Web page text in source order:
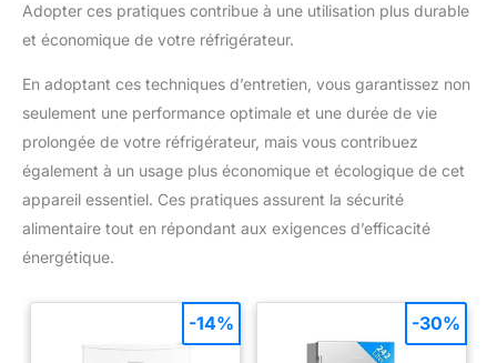
Adopter ces pratiques contribue à une utilisation plus durable
et économique de votre réfrigérateur.
En adoptant ces techniques d’entretien, vous garantissez non
seulement une performance optimale et une durée de vie
prolongée de votre réfrigérateur, mais vous contribuez
également à un usage plus économique et écologique de cet
appareil essentiel. Ces pratiques assurent la sécurité
alimentaire tout en répondant aux exigences d’efficacité
énergétique.
-14% -30%